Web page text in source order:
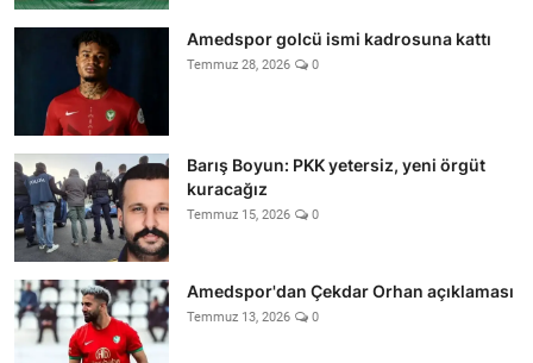
Amedspor golcü ismi kadrosuna kattı
Temmuz 28, 2026 0
Barış Boyun: PKK yetersiz, yeni örgüt
kuracağız
Temmuz 15, 2026 0
Amedspor'dan Çekdar Orhan açıklaması
Temmuz 13, 2026 0